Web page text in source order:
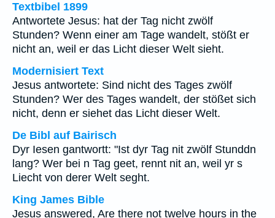
Textbibel 1899
Antwortete Jesus: hat der Tag nicht zwölf
Stunden? Wenn einer am Tage wandelt, stößt er
nicht an, weil er das Licht dieser Welt sieht.
Modernisiert Text
Jesus antwortete: Sind nicht des Tages zwölf
Stunden? Wer des Tages wandelt, der stößet sich
nicht, denn er siehet das Licht dieser Welt.
De Bibl auf Bairisch
Dyr Iesen gantwortt: "Ist dyr Tag nit zwölf Stunddn
lang? Wer bei n Tag geet, rennt nit an, weil yr s
Liecht von derer Welt seght.
King James Bible
Jesus answered, Are there not twelve hours in the